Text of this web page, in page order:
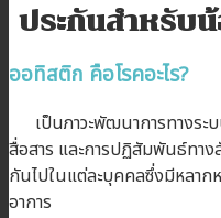
ประกันสำหรับ
ออทิสติก คือโรคอะไร?
เป็นภาวะพัฒนาการทางระ
สื่อสาร และการปฏิสัมพันธ์ทา
กันไปในแต่ละบุคคลซึ่งมีหลาก
อาการ